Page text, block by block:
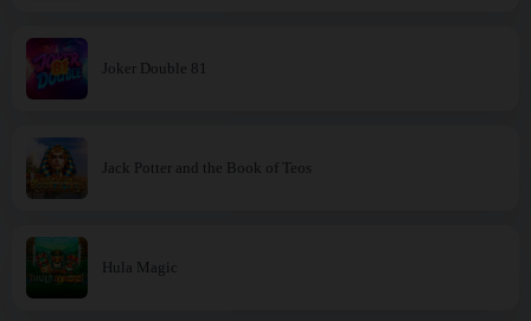
Joker Double 81
Jack Potter and the Book of Teos
Hula Magic